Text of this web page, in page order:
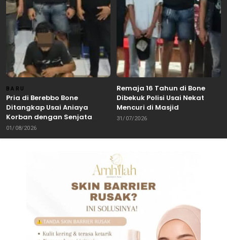
BARU
Pria di Berebbo Bone
Ditangkap Usai Aniaya
Korban dengan Senjata
Tajam
01/08/2026
Remaja 16 Tahun di Bone
Dibekuk Polisi Usai Nekat
Mencuri di Masjid
31/07/2026